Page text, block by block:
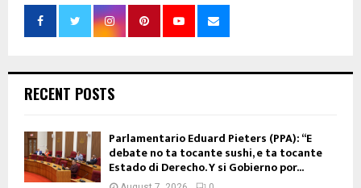
RECENT POSTS
Parlamentario Eduard Pieters (PPA): “E
debate no ta tocante sushi, e ta tocante
Estado di Derecho. Y si Gobierno por...